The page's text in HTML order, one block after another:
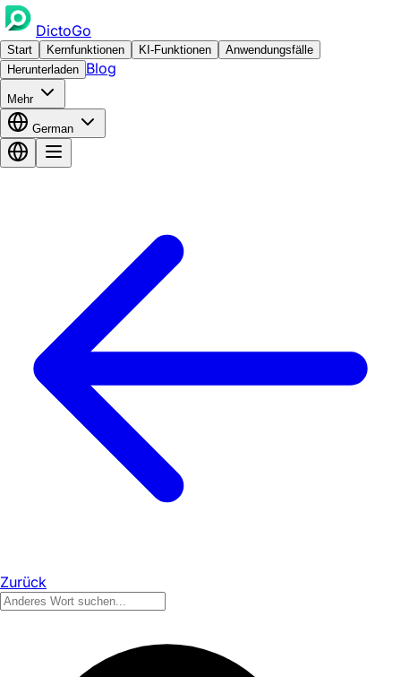
DictoGo
Start Kernfunktionen KI-Funktionen
Anwendungsfälle
Herunterladen Blog
Mehr
German
Zurück